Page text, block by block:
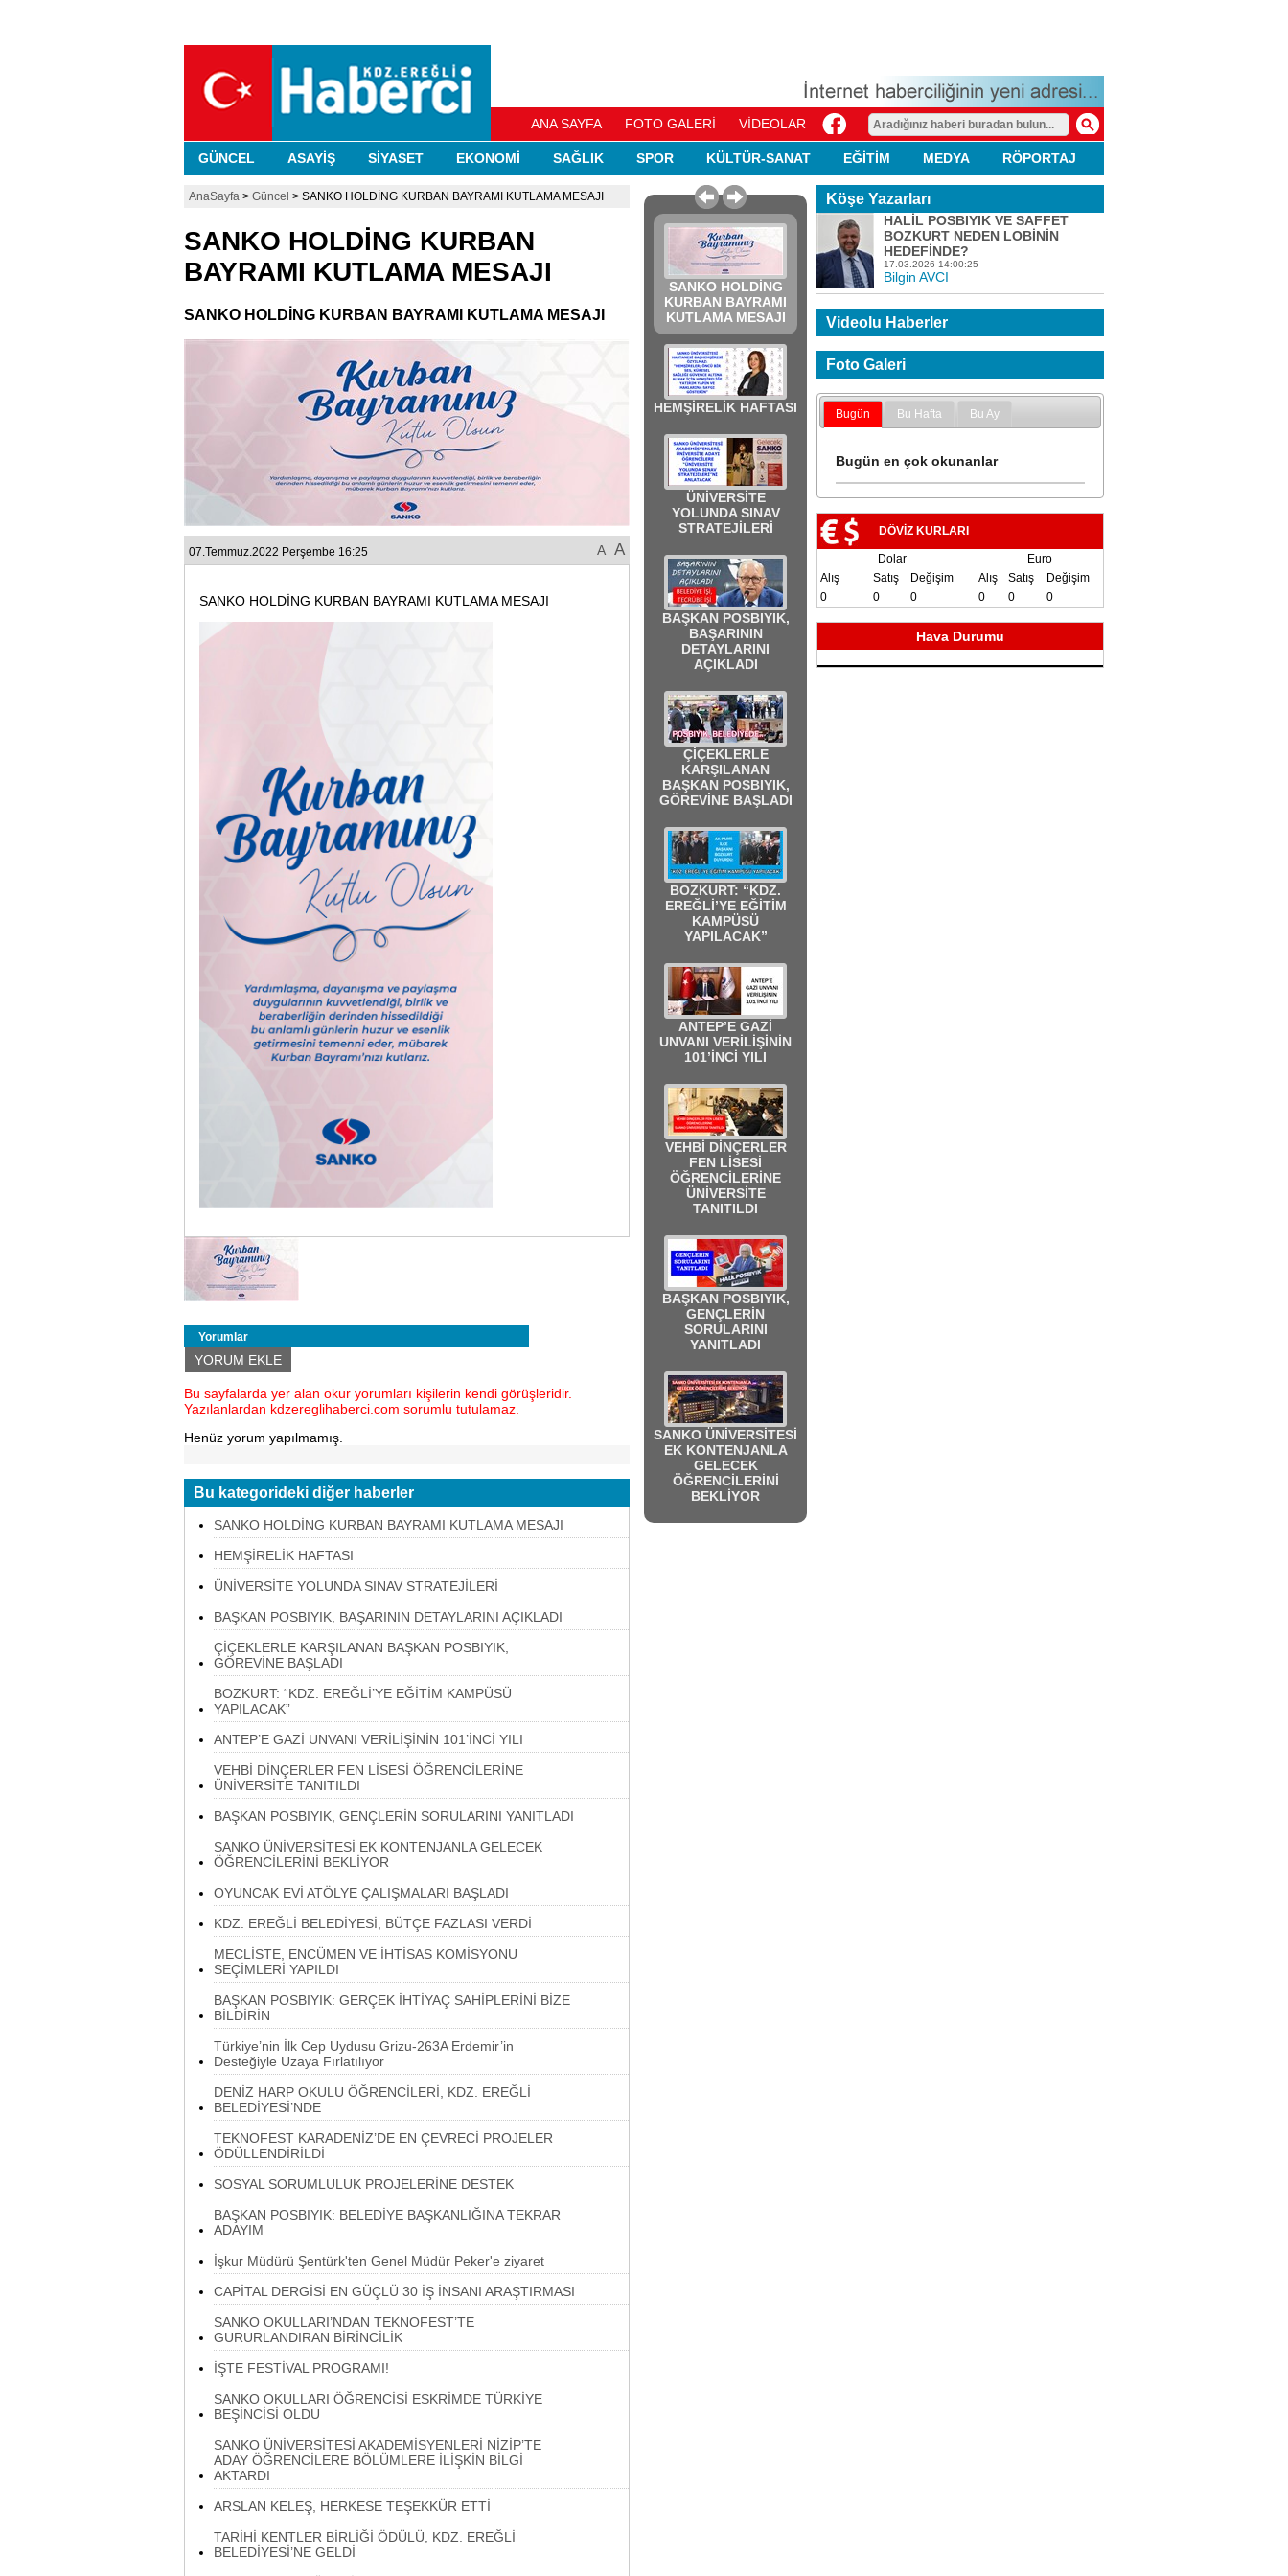
ANA SAYFA FOTO GALERİ VİDEOLAR
GÜNCEL ASAYİŞ SİYASET EKONOMİ SAĞLIK SPOR KÜLTÜR-SANAT EĞİTİM MEDYA RÖPORTAJ
AnaSayfa > Güncel > SANKO HOLDİNG KURBAN BAYRAMI KUTLAMA MESAJI
SANKO HOLDİNG KURBAN
BAYRAMI KUTLAMA MESAJI
SANKO HOLDİNG KURBAN BAYRAMI KUTLAMA MESAJI
07.Temmuz.2022 Perşembe 16:25 A A
SANKO HOLDİNG KURBAN BAYRAMI KUTLAMA MESAJI
Yorumlar
YORUM EKLE
Bu sayfalarda yer alan okur yorumları kişilerin kendi görüşleridir.
Yazılanlardan kdzereglihaberci.com sorumlu tutulamaz.
Henüz yorum yapılmamış.
Bu kategorideki diğer haberler
SANKO HOLDİNG KURBAN BAYRAMI KUTLAMA MESAJI
HEMŞİRELİK HAFTASI
ÜNİVERSİTE YOLUNDA SINAV STRATEJİLERİ
BAŞKAN POSBIYIK, BAŞARININ DETAYLARINI AÇIKLADI
ÇİÇEKLERLE KARŞILANAN BAŞKAN POSBIYIK,
GÖREVİNE BAŞLADI
BOZKURT: “KDZ. EREĞLİ’YE EĞİTİM KAMPÜSÜ
YAPILACAK”
ANTEP’E GAZİ UNVANI VERİLİŞİNİN 101’İNCİ YILI
VEHBİ DİNÇERLER FEN LİSESİ ÖĞRENCİLERİNE
ÜNİVERSİTE TANITILDI
BAŞKAN POSBIYIK, GENÇLERİN SORULARINI YANITLADI
SANKO ÜNİVERSİTESİ EK KONTENJANLA GELECEK
ÖĞRENCİLERİNİ BEKLİYOR
OYUNCAK EVİ ATÖLYE ÇALIŞMALARI BAŞLADI
KDZ. EREĞLİ BELEDİYESİ, BÜTÇE FAZLASI VERDİ
MECLİSTE, ENCÜMEN VE İHTİSAS KOMİSYONU
SEÇİMLERİ YAPILDI
BAŞKAN POSBIYIK: GERÇEK İHTİYAÇ SAHİPLERİNİ BİZE
BİLDİRİN
Türkiye’nin İlk Cep Uydusu Grizu-263A Erdemir’in
Desteğiyle Uzaya Fırlatılıyor
DENİZ HARP OKULU ÖĞRENCİLERİ, KDZ. EREĞLİ
BELEDİYESİ’NDE
TEKNOFEST KARADENİZ’DE EN ÇEVRECİ PROJELER
ÖDÜLLENDİRİLDİ
SOSYAL SORUMLULUK PROJELERİNE DESTEK
BAŞKAN POSBIYIK: BELEDİYE BAŞKANLIĞINA TEKRAR
ADAYIM
İşkur Müdürü Şentürk'ten Genel Müdür Peker'e ziyaret
CAPİTAL DERGİSİ EN GÜÇLÜ 30 İŞ İNSANI ARAŞTIRMASI
SANKO OKULLARI’NDAN TEKNOFEST’TE
GURURLANDIRAN BİRİNCİLİK
İŞTE FESTİVAL PROGRAMI!
SANKO OKULLARI ÖĞRENCİSİ ESKRİMDE TÜRKİYE
BEŞİNCİSİ OLDU
SANKO ÜNİVERSİTESİ AKADEMİSYENLERİ NİZİP’TE
ADAY ÖĞRENCİLERE BÖLÜMLERE İLİŞKİN BİLGİ
AKTARDI
ARSLAN KELEŞ, HERKESE TEŞEKKÜR ETTİ
TARİHİ KENTLER BİRLİĞİ ÖDÜLÜ, KDZ. EREĞLİ
BELEDİYESİ’NE GELDİ
SANKO HOLDİNG
KURBAN BAYRAMI
KUTLAMA MESAJI
HEMŞİRELİK HAFTASI
ÜNİVERSİTE
YOLUNDA SINAV
STRATEJİLERİ
BAŞKAN POSBIYIK,
BAŞARININ
DETAYLARINI
AÇIKLADI
ÇİÇEKLERLE
KARŞILANAN
BAŞKAN POSBIYIK,
GÖREVİNE BAŞLADI
BOZKURT: “KDZ.
EREĞLİ’YE EĞİTİM
KAMPÜSÜ
YAPILACAK”
ANTEP’E GAZİ
UNVANI VERİLİŞİNİN
101’İNCİ YILI
VEHBİ DİNÇERLER
FEN LİSESİ
ÖĞRENCİLERİNE
ÜNİVERSİTE
TANITILDI
BAŞKAN POSBIYIK,
GENÇLERİN
SORULARINI
YANITLADI
SANKO ÜNİVERSİTESİ
EK KONTENJANLA
GELECEK
ÖĞRENCİLERİNİ
BEKLİYOR
Köşe Yazarları
HALİL POSBIYIK VE SAFFET
BOZKURT NEDEN LOBİNİN
HEDEFİNDE?
17.03.2026 14:00:25
Bilgin AVCI
Videolu Haberler
Foto Galeri
Bugün Bu Hafta Bu Ay
Bugün en çok okunanlar
DÖVİZ KURLARI
Dolar
Euro
Alış
Satış Değişim Alış Satış
Değişim
0
0 0 0 0 0
Hava Durumu